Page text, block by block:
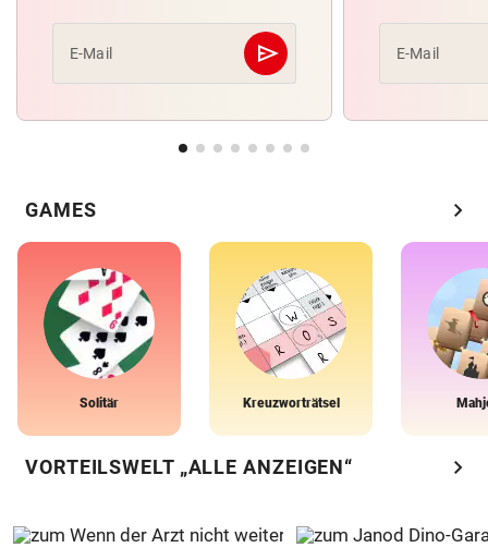
E-Mail send
Abschicken E-Mail
GAMES chevron_right
Solitär Kreuzworträtsel
VORTEILSWELT „ALLE ANZEIGEN“ chevron_right